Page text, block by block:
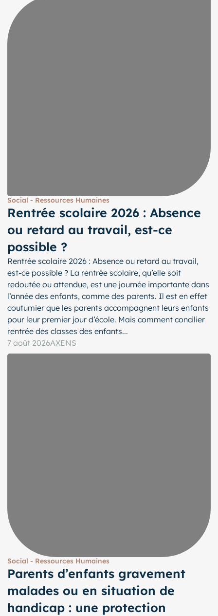
Social - Ressources Humaines
Rentrée scolaire 2026 : Absence
ou retard au travail, est-ce
possible ?
Rentrée scolaire 2026 : Absence ou retard au travail,
est-ce possible ? La rentrée scolaire, qu’elle soit
redoutée ou attendue, est une journée importante dans
l’année des enfants, comme des parents. Il est en effet
coutumier que les parents accompagnent leurs enfants
pour leur premier jour d’école. Mais comment concilier
rentrée des classes des enfants...
7 août 2026AXENS
Social - Ressources Humaines
Parents d’enfants gravement
malades ou en situation de
handicap : une protection